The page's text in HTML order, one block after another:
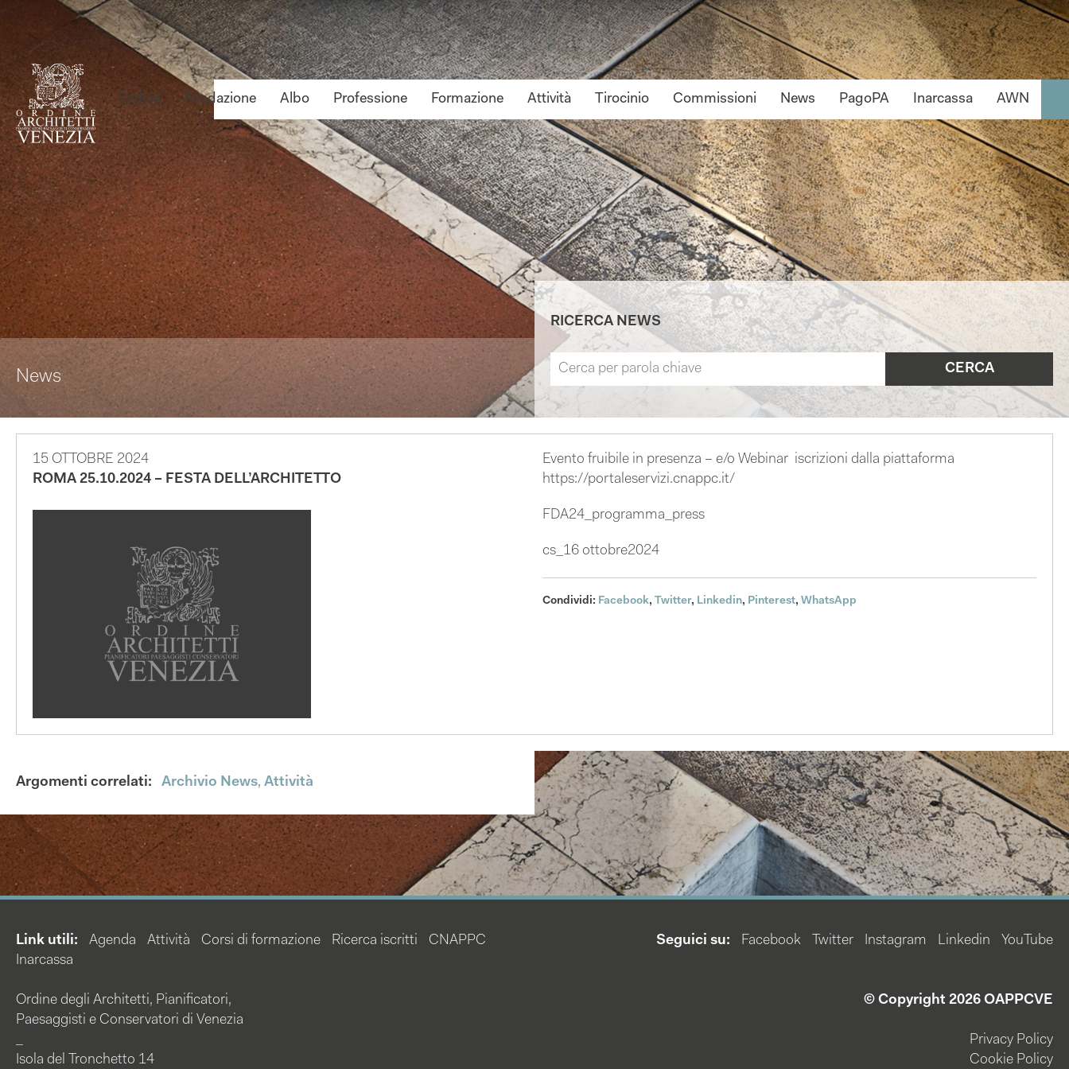
Ordine Fondazione Albo Professione Formazione Attività Tirocinio Commissioni News PagoPA Inarcassa AWN
RICERCA NEWS
News
15 OTTOBRE 2024
ROMA 25.10.2024 – FESTA DELL’ARCHITETTO
Evento fruibile in presenza – e/o Webinar iscrizioni dalla piattaforma
https://portaleservizi.cnappc.it/
FDA24_programma_press
cs_16 ottobre2024
Condividi: Facebook, Twitter, Linkedin, Pinterest, WhatsApp
Argomenti correlati: Archivio News, Attività
Link utili: Agenda Attività Corsi di formazione Ricerca iscritti
CNAPPC
Inarcassa
Ordine degli Architetti, Pianificatori,
Paesaggisti e Conservatori di Venezia
Isola del Tronchetto 14
Seguici su: Facebook Twitter Instagram Linkedin YouTube
© Copyright 2026 OAPPCVE
Privacy Policy
Cookie Policy